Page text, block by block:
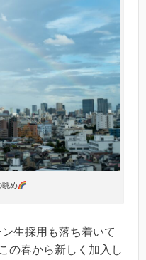
眺め
生採用も落ち着いて
の春から新しく加入し